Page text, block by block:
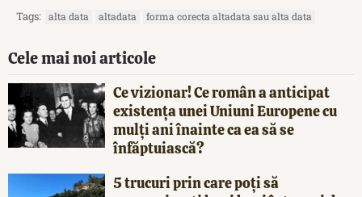
Tags: alta data altadata forma corecta altadata sau alta data
Cele mai noi articole
Ce vizionar! Ce român a anticipat
existența unei Uniuni Europene cu
mulți ani înainte ca ea să se
înfăptuiască?
5 trucuri prin care poți să